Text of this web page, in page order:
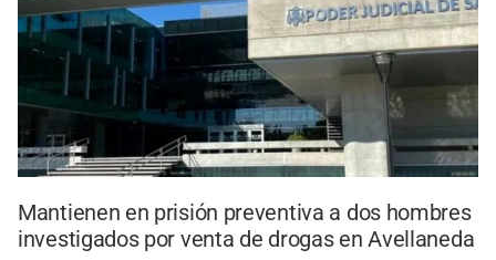
Mantienen en prisión preventiva a dos hombres
investigados por venta de drogas en Avellaneda